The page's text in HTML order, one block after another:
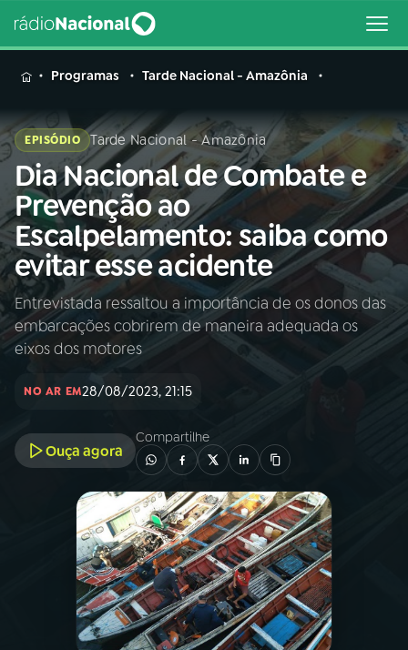
MENU
Buscar
na
Rádio
Nacional
Buscar
AO VIVO
01INÍCIO
02A RÁDIO
03PROGRAMAÇÃO
PROGRAMAS
PODCASTS
VIDEOCASTS
Programas Tarde Nacional - Amazônia
EPISÓDIO Tarde Nacional - Amazônia
Dia Nacional de Combate e
Prevenção ao
Escalpelamento: saiba como
evitar esse acidente
Entrevistada ressaltou a importância de os donos das
embarcações cobrirem de maneira adequada os
eixos dos motores
NO AR EM28/08/2023, 21:15
Ouça agora
Compartilhe